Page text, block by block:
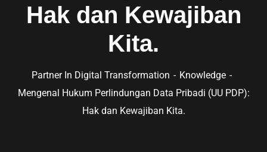
Hak dan Kewajiban
Kita.
Partner In Digital Transformation
Knowledge
Mengenal Hukum Perlindungan Data Pribadi (UU PDP):
Hak dan Kewajiban Kita.